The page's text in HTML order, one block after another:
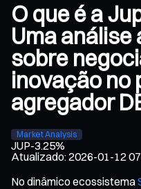
O que é a
Uma
sobre
inovação no
agregador
Market Analysis
JUP-3.25%
Atualizado:2026-01-12
No dinâmico ecossistema